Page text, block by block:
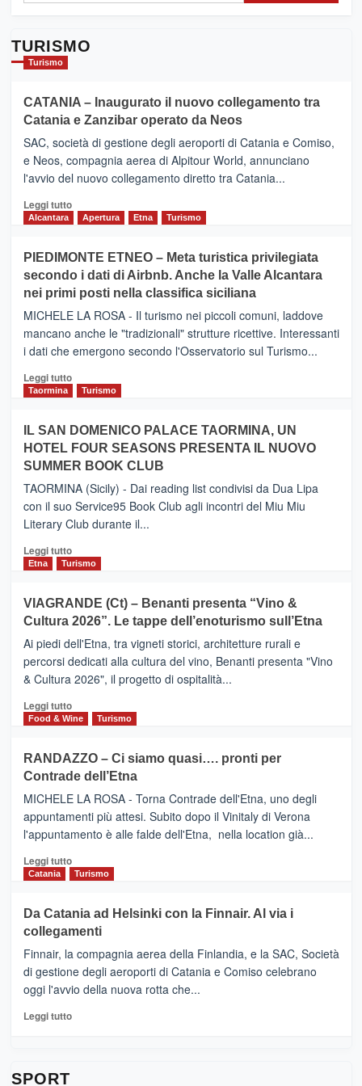
TURISMO
Turismo
CATANIA – Inaugurato il nuovo collegamento tra
Catania e Zanzibar operato da Neos
SAC, società di gestione degli aeroporti di Catania e Comiso,
e Neos, compagnia aerea di Alpitour World, annunciano
l'avvio del nuovo collegamento diretto tra Catania...
Leggi tuttoLeggi
CATANIA
–
Inaugurato
il
nuovo
collegamento
tra
e
Zanzibar
da
Neos
Alcantara Apertura Etna Turismo
PIEDIMONTE ETNEO – Meta turistica privilegiata
secondo i dati di Airbnb. Anche la Valle Alcantara
nei primi posti nella classifica siciliana
MICHELE LA ROSA - Il turismo nei piccoli comuni, laddove
mancano anche le "tradizionali" strutture ricettive. Interessanti
i dati che emergono secondo l'Osservatorio sul Turismo...
Leggi tuttoLeggi
PIEDIMONTE
ETNEO
–
Meta
turistica
privilegiata
secondo
dati
di
Anche
la
Alcantara
nei
primi
nella
classifica
Taormina Turismo
IL SAN DOMENICO PALACE TAORMINA, UN
HOTEL FOUR SEASONS PRESENTA IL NUOVO
SUMMER BOOK CLUB
TAORMINA (Sicily) - Dai reading list condivisi da Dua Lipa
con il suo Service95 Book Club agli incontri del Miu Miu
Literary Club durante il...
Leggi tuttoLeggi
di
IL
SAN
DOMENICO
PALACE
TAORMINA,
UN
HOTEL
FOUR
IL
NUOVO
SUMMER
CLUB
Etna Turismo
VIAGRANDE (Ct) – Benanti presenta “Vino &
Cultura 2026”. Le tappe dell’enoturismo sull’Etna
Ai piedi dell'Etna, tra vigneti storici, architetture rurali e
percorsi dedicati alla cultura del vino, Benanti presenta "Vino
& Cultura 2026", il progetto di ospitalità...
Leggi tuttoLeggi
di
VIAGRANDE
(Ct)
–
Benanti
presenta
“Vino
&
Cultura
tappe
dell’enoturismo
Food & Wine Turismo
RANDAZZO – Ci siamo quasi…. pronti per
Contrade dell’Etna
MICHELE LA ROSA - Torna Contrade dell'Etna, uno degli
appuntamenti più attesi. Subito dopo il Vinitaly di Verona
l'appuntamento è alle falde dell'Etna, nella location già...
Leggi tuttoLeggi
di
RANDAZZO
–
Ci
siamo
quasi….
pronti
per
Catania Turismo
Da Catania ad Helsinki con la Finnair. Al via i
collegamenti
Finnair, la compagnia aerea della Finlandia, e la SAC, Società
di gestione degli aeroporti di Catania e Comiso celebrano
oggi l'avvio della nuova rotta che...
Leggi tuttoLeggi
SPORT